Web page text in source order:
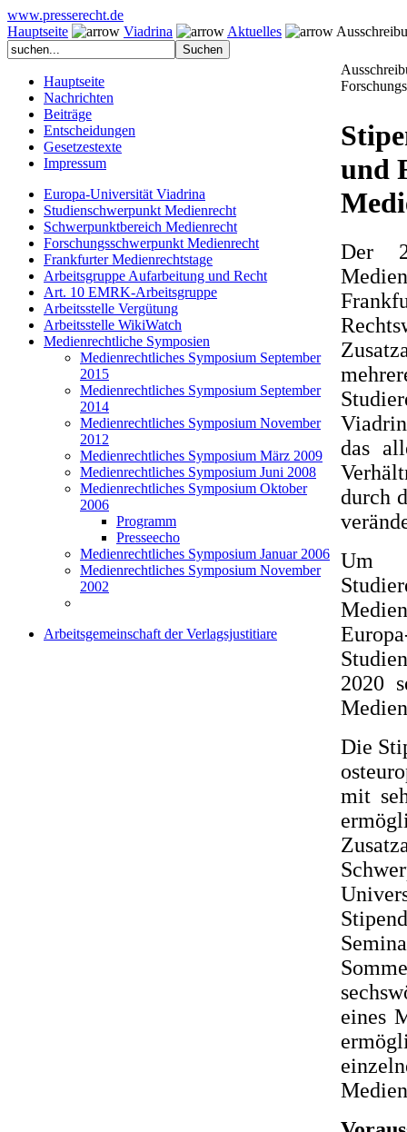
www.presserecht.de
Hauptseite
Viadrina Aktuelles
Hauptseite
Nachrichten
Beiträge
Entscheidungen
Gesetzestexte
Impressum
Europa-Universität Viadrina
Studienschwerpunkt Medienrecht
Schwerpunktbereich Medienrecht
Forschungsschwerpunkt Medienrecht
Frankfurter Medienrechtstage
Arbeitsgruppe Aufarbeitung und Recht
Art. 10 EMRK-Arbeitsgruppe
Arbeitsstelle Vergütung
Arbeitsstelle WikiWatch
Medienrechtliche Symposien
Medienrechtliches Symposium September
2015
Medienrechtliches Symposium September
2014
Medienrechtliches Symposium November
2012
Medienrechtliches Symposium März 2009
Medienrechtliches Symposium Juni 2008
Medienrechtliches Symposium Oktober
2006
Programm
Presseecho
Medienrechtliches Symposium Januar 2006
Medienrechtliches Symposium November
2002
Arbeitsgemeinschaft der Verlagsjustitiare
und
Der
das
durch
Um
2020
Die
mit
eines